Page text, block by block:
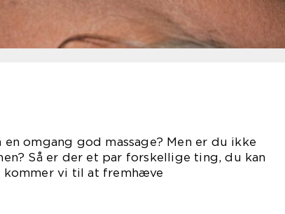
omgang god massage? Men er du ikke
Så er der et par forskellige ting, du kan
kommer vi til at fremhæve